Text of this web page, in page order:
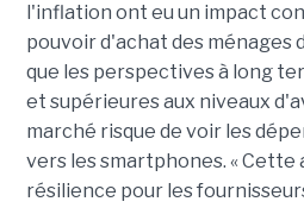
l'inflation ont eu un impact
pouvoir d'achat des ménages
que les perspectives à long
et supérieures aux niveaux
marché risque de voir les
vers les smartphones. « Cette
résilience pour les